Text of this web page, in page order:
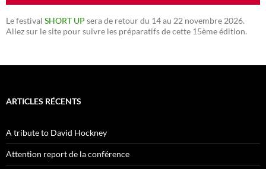
Le festival SHORT UP sera de retour du 14 au 22 novembre 2026.
Allez sur le site pour suivre les préparatifs de cette 15ème édition.
ARTICLES RÉCENTS
A tribute to David Hockney
Attention report de la conférence